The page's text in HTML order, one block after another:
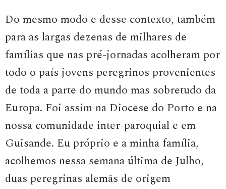
Do mesmo modo e desse contexto, também
para as largas dezenas de milhares de
famílias que nas pré-jornadas acolheram por
todo o país jovens peregrinos provenientes
de toda a parte do mundo mas sobretudo da
Europa. Foi assim na Diocese do Porto e na
nossa comunidade inter-paroquial e em
Guisande. Eu próprio e a minha família,
acolhemos nessa semana última de Julho,
duas peregrinas alemãs de origem